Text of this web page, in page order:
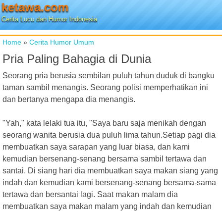
ketawa.com
Cerita Lucu dan Humor Indonesia
Home » Cerita Humor Umum
Pria Paling Bahagia di Dunia
Seorang pria berusia sembilan puluh tahun duduk di bangku
taman sambil menangis. Seorang polisi memperhatikan ini
dan bertanya mengapa dia menangis.
"Yah," kata lelaki tua itu, "Saya baru saja menikah dengan
seorang wanita berusia dua puluh lima tahun.Setiap pagi dia
membuatkan saya sarapan yang luar biasa, dan kami
kemudian bersenang-senang bersama sambil tertawa dan
santai. Di siang hari dia membuatkan saya makan siang yang
indah dan kemudian kami bersenang-senang bersama-sama
tertawa dan bersantai lagi. Saat makan malam dia
membuatkan saya makan malam yang indah dan kemudian